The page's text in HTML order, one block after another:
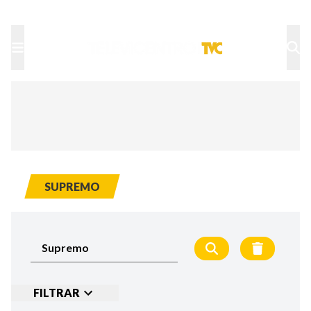
SUPREMO
FILTRAR